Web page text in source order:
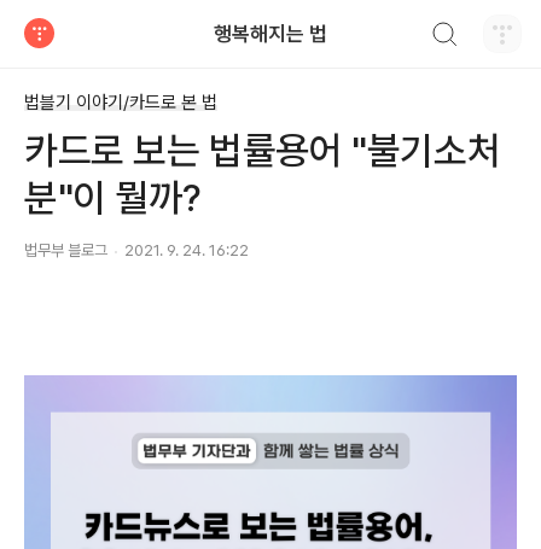
행복해지는 법
법블기 이야기/카드로 본 법
카드로 보는 법률용어 "불기소처
분"이 뭘까?
법무부 블로그 2021. 9. 24. 16:22